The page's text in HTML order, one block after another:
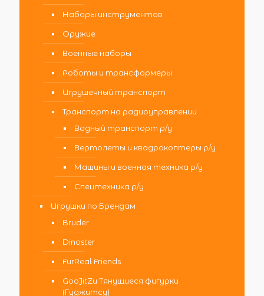
Наборы инструментов
Оружие
Военные наборы
Роботы и трансформеры
Игрушечный транспорт
Транспорт на радиоуправлении
Водный транспорт р/у
Вертолеты и квадрокоптеры р/у
Машины и военная техника р/у
Спецтехника р/у
Игрушки по Брендам
Bruder
Dinoster
FurReal Friends
GooJitZu Тянущиеся фигурки
(Гуджитсу)